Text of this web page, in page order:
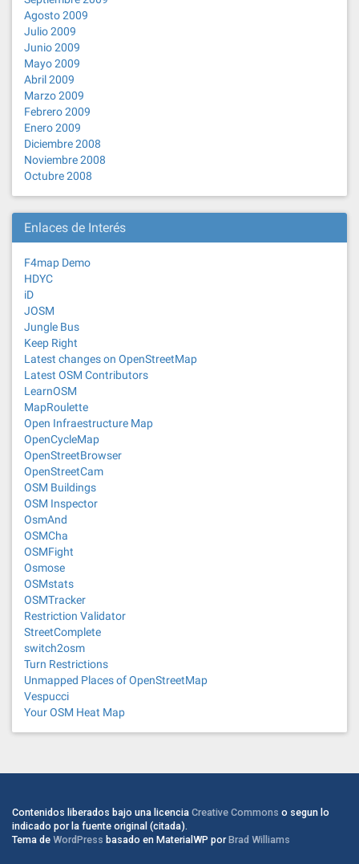
Agosto 2009
Julio 2009
Junio 2009
Mayo 2009
Abril 2009
Marzo 2009
Febrero 2009
Enero 2009
Diciembre 2008
Noviembre 2008
Octubre 2008
Enlaces de Interés
F4map Demo
HDYC
iD
JOSM
Jungle Bus
Keep Right
Latest changes on OpenStreetMap
Latest OSM Contributors
LearnOSM
MapRoulette
Open Infraestructure Map
OpenCycleMap
OpenStreetBrowser
OpenStreetCam
OSM Buildings
OSM Inspector
OsmAnd
OSMCha
OSMFight
Osmose
OSMstats
OSMTracker
Restriction Validator
StreetComplete
switch2osm
Turn Restrictions
Unmapped Places of OpenStreetMap
Vespucci
Your OSM Heat Map
Contenidos liberados bajo una licencia Creative Commons o segun lo
indicado por la fuente original (citada).
Tema de WordPress basado en MaterialWP porBrad Williams